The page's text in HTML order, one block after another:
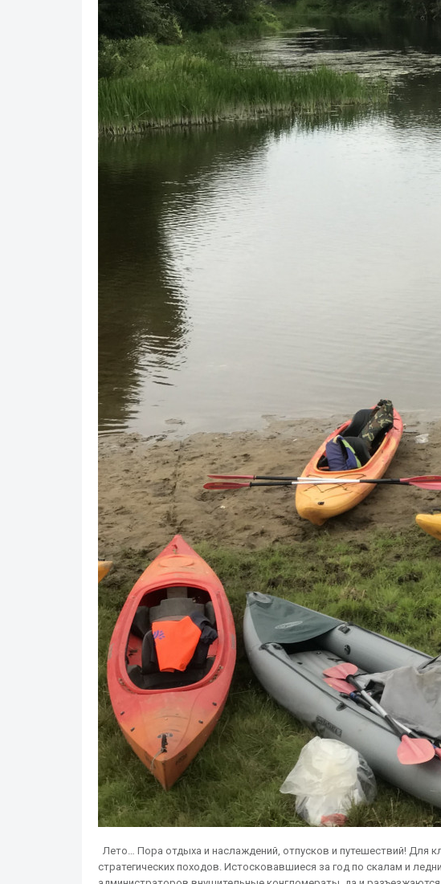
Лето… Пора отдыха и наслаждений, отпусков и путешествий! Для
стратегических походов. Истосковавшиеся за год по скалам и